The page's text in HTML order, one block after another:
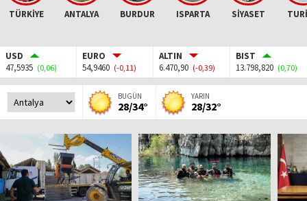
TÜRKİYE ANTALYA BURDUR ISPARTA SİYASET
USD
47,5935 (0,06)
EURO
54,9460 (-0,11)
ALTIN
6.470,90 (-0,39)
BIST
13.798,820 (0,70)
BUGÜN
28/34°
YARIN
28/32°